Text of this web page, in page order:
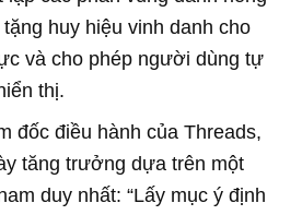
huy hiệu vinh danh cho
và cho phép người dùng tự
thị.
đốc điều hành của Threads,
tăng trưởng dựa trên một
duy nhất: “Lấy mục ý định